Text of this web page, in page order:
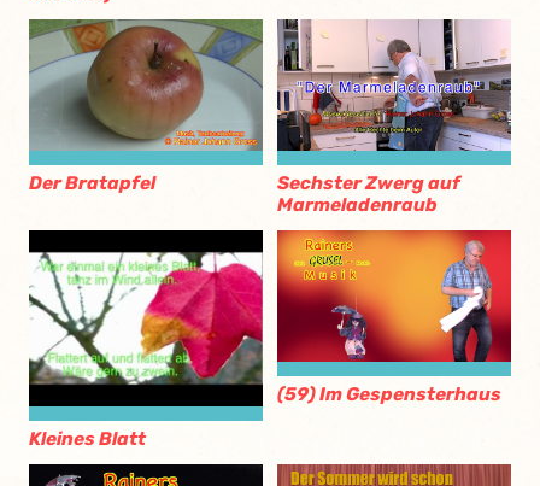
Der Bratapfel
Sechster Zwerg auf
Marmeladenraub
Kleines Blatt
(59) Im Gespensterhaus